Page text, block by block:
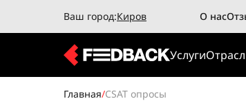
Ваш город:Киров О нас
Услуги
Главная/CSAT опросы